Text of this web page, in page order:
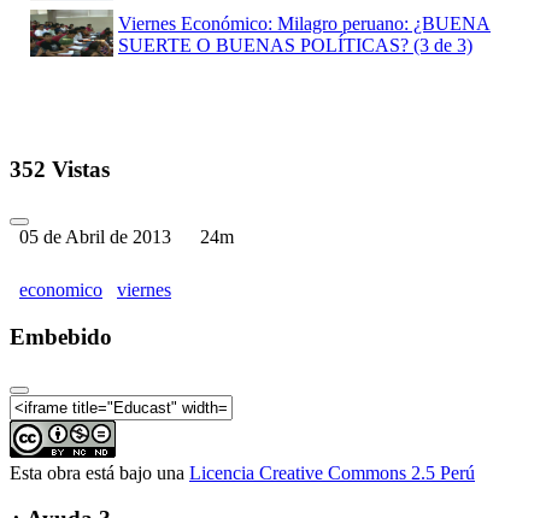
Viernes Económico: Milagro peruano: ¿BUENA
SUERTE O BUENAS POLÍTICAS? (3 de 3)
352 Vistas
05 de Abril de 2013 24m
economico viernes
Embebido
Esta obra está bajo una Licencia Creative Commons 2.5 Perú